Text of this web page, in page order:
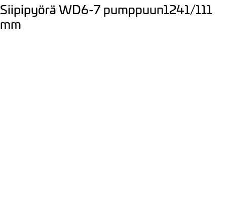
Siipipyörä WD6-7 pumppuun1241/111
mm